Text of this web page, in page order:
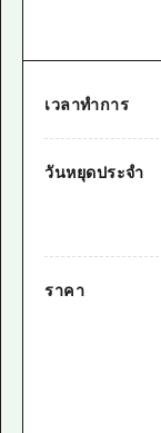
เวลาทำการ
วันหยุดประจำ
ราคา